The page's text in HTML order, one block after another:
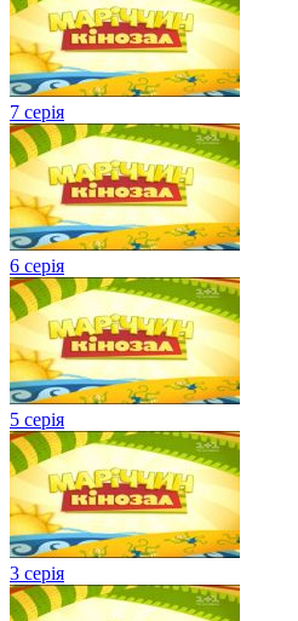
7 серія
6 серія
5 серія
3 серія